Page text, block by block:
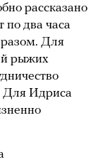
рассказано
по два часа
разом. Для
рыжих
Для Идриса